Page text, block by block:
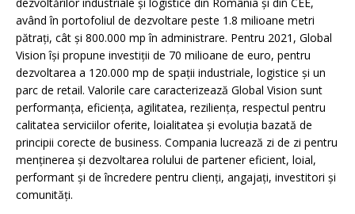
având în portofoliul de dezvoltare peste 1.8 milioane metri
pătrați, cât și 800.000 mp în administrare. Pentru 2021, Global
Vision își propune investiții de 70 milioane de euro, pentru
dezvoltarea a 120.000 mp de spații industriale, logistice și un
parc de retail. Valorile care caracterizează Global Vision sunt
performanța, eficiența, agilitatea, reziliența, respectul pentru
calitatea serviciilor oferite, loialitatea și evoluția bazată de
principii corecte de business. Compania lucrează zi de zi pentru
menținerea și dezvoltarea rolului de partener eficient, loial,
performant și de încredere pentru clienți, angajați, investitori și
comunități.